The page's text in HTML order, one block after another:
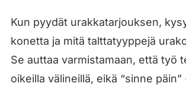
Kun pyydät urakkatarjouksen,
konetta ja mitä talttatyyppejä
Se auttaa varmistamaan, että työ
oikeilla välineillä, eikä “sinne